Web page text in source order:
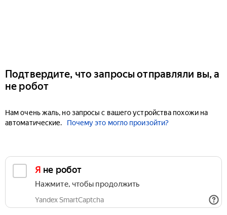
Подтвердите, что запросы отправляли вы, а
не робот
Нам очень жаль, но запросы с вашего устройства похожи на
автоматические.
Почему это могло произойти?
Я не робот
Нажмите, чтобы продолжить
Yandex SmartCaptcha